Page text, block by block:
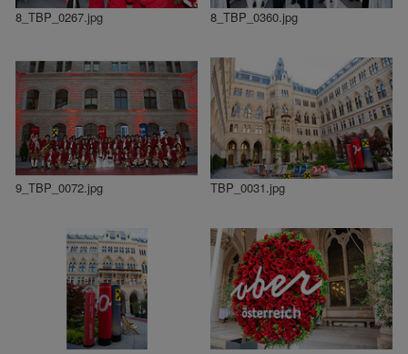
8_TBP_0267.jpg 8_TBP_0360.jpg
9_TBP_0072.jpg TBP_0031.jpg